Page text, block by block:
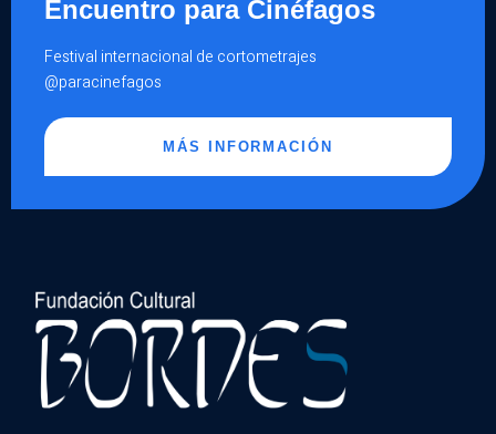
Encuentro para Cinéfagos
Festival internacional de cortometrajes
@paracinefagos
MÁS INFORMACIÓN